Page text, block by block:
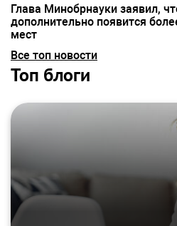
Глава Минобрнауки заявил,
дополнительно появится
мест
Все топ новости
Топ блоги